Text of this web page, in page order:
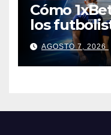
Cómo
los
Fútbol
para
Venezuela
AGOSTO 7, 2026